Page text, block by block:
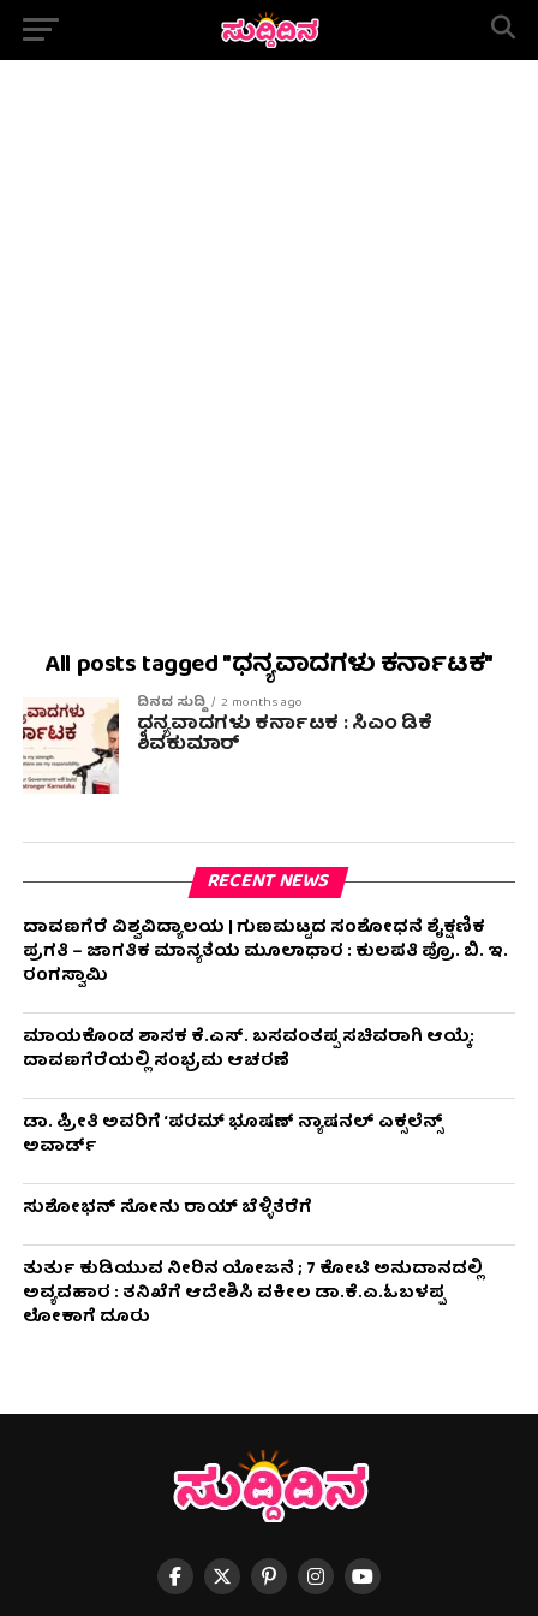
All posts tagged "ಧನ್ಯವಾದಗಳು ಕರ್ನಾಟಕ"
ದಿನದ ಸುದ್ದಿ 2 months ago
ಧನ್ಯವಾದಗಳು ಕರ್ನಾಟಕ : ಸಿಎಂ ಡಿಕೆ
ಶಿವಕುಮಾರ್
RECENT NEWS
ದಾವಣಗೆರೆ ವಿಶ್ವವಿದ್ಯಾಲಯ | ಗುಣಮಟ್ಟದ ಸಂಶೋಧನೆ ಶೈಕ್ಷಣಿಕ
ಪ್ರಗತಿ – ಜಾಗತಿಕ ಮಾನ್ಯತೆಯ ಮೂಲಾಧಾರ : ಕುಲಪತಿ ಪ್ರೊ. ಬಿ. ಇ.
ರಂಗಸ್ವಾಮಿ
ಮಾಯಕೊಂಡ ಶಾಸಕ ಕೆ.ಎಸ್. ಬಸವಂತಪ್ಪ ಸಚಿವರಾಗಿ ಆಯ್ಕೆ:
ದಾವಣಗೆರೆಯಲ್ಲಿ ಸಂಭ್ರಮ ಆಚರಣೆ
ಡಾ. ಪ್ರೀತಿ ಅವರಿಗೆ ‘ಪರಮ್ ಭೂಷಣ್ ನ್ಯಾಷನಲ್ ಎಕ್ಸಲೆನ್ಸ್
ಅವಾರ್ಡ್
ಸುಶೋಭನ್ ಸೋನು ರಾಯ್ ಬೆಳ್ಳಿತೆರೆಗೆ
ತುರ್ತು ಕುಡಿಯುವ ನೀರಿನ ಯೋಜನೆ ; 7 ಕೋಟಿ ಅನುದಾನದಲ್ಲಿ
ಅವ್ಯವಹಾರ : ತನಿಖೆಗೆ ಆದೇಶಿಸಿ ವಕೀಲ ಡಾ‌.ಕೆ.ಎ.ಓಬಳಪ್ಪ
ಲೋಕಾಗೆ ದೂರು